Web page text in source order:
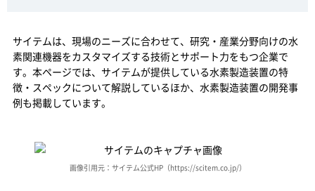
納入後の運用安定化を重視したサポート体制
サイテムの水素製造装置
Hydrogen gas generator YH-500（標準機）
再生可能エネルギーを用いた地産地消モデルを確
サイテムは、現場のニーズに合わせて、研究・産業分野向けの水
素関連機器をカスタマイズする技術とサポート力をもつ企業で
す。本ページでは、サイテムが提供している水素製造装置の特
徴・スペックについて解説しているほか、水素製造装置の開発事
例も掲載しています。
画像引用元：サイテム公式HP（https://scitem.co.jp/）